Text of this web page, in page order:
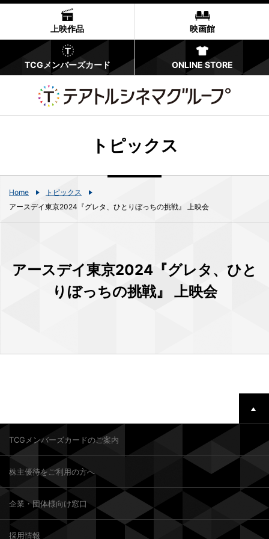
上映作品 映画館
TCGメンバーズカード ONLINE STORE
トピックス
Home
トピックス
アースデイ東京2024『グレタ、ひとりぼっちの挑戦』 上映会
アースデイ東京2024『グレタ、ひと
りぼっちの挑戦』 上映会
TCGメンバーズカードのご案内
株主優待をご利用の方へ
企業・団体様向け窓口
採用情報